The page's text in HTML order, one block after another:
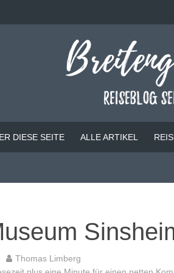
DIESE SEITE ALLE ARTIKEL
Thomas Limberg